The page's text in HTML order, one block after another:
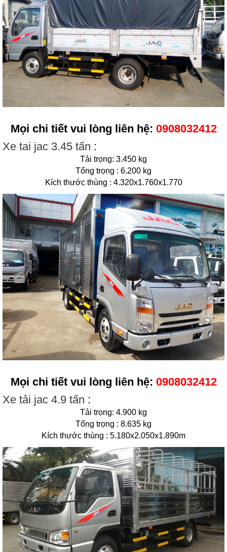
Mọi chi tiết vui lòng liên hệ: 0908032412
Xe tai jac 3.45 tấn :
Tải trọng: 3.450 kg
Tổng trọng : 6.200 kg
Kích thước thùng : 4.320x1.760x1.770
Mọi chi tiết vui lòng liên hệ: 0908032412
Xe tải jac 4.9 tấn :
Tải trọng: 4.900 kg
Tổng trọng : 8.635 kg
Kích thước thùng : 5.180x2.050x1.890m